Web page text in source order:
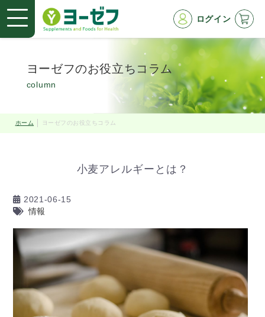
ログイン
ヨーゼフのお役立ちコラム
column
ホーム ヨーゼフのお役立ちコラム
小麦アレルギーとは？
2021-06-15
情報